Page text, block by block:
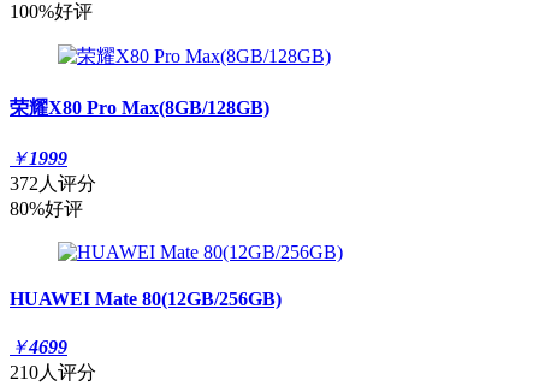
100%好评
荣耀X80 Pro Max(8GB/128GB)
￥1999
372人评分
80%好评
HUAWEI Mate 80(12GB/256GB)
￥4699
210人评分